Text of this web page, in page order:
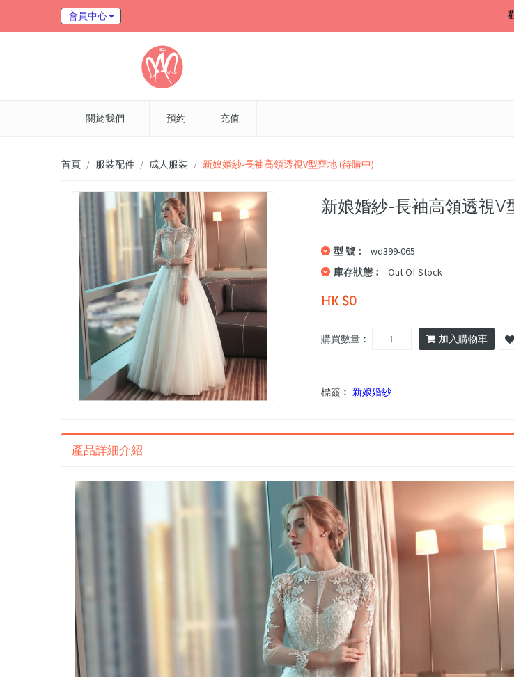
會員中心
關於我們 預約 充值
首頁 服裝配件 成人服裝 新娘婚紗-長袖高領透視V型齊地 (待購中)
新娘婚紗-長袖高領透視v
型 號︰
wd399-065
庫存狀態︰
Out Of Stock
HK $0
購買數量︰ 加入購物車
標簽︰ 新娘婚紗
產品詳細介紹